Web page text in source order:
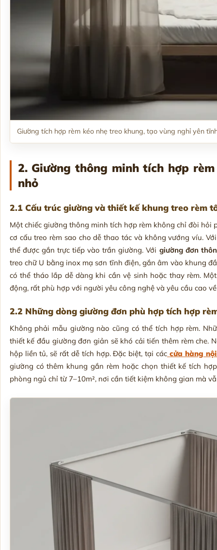
Giường tích hợp rèm kéo nhẹ treo khung, tạo vùng nghỉ yên
2. Giường thông minh tích hợp
nhỏ
2.1 Cấu trúc giường và thiết kế khung treo rèm
Một chiếc giường thông minh tích hợp rèm không chỉ đòi
cơ cấu treo rèm sao cho dễ thao tác và không vướng víu.
thể được gắn trực tiếp vào trần giường. Với giường đơn
treo chữ U bằng inox mạ sơn tĩnh điện, gắn âm vào khung
có thể tháo lắp dễ dàng khi cần vệ sinh hoặc thay rèm.
động, rất phù hợp với người yêu công nghệ và yêu cầu cao
2.2 Những dòng giường đơn phù hợp tích hợp
Không phải mẫu giường nào cũng có thể tích hợp rèm.
thiết kế đầu giường đơn giản sẽ khó cải tiến thêm rèm che.
hộp liền tủ, sẽ rất dễ tích hợp. Đặc biệt, tại các cửa hàng
giường có thêm khung gắn rèm hoặc chọn thiết kế tích
phòng ngủ chỉ từ 7–10m², nơi cần tiết kiệm không gian mà